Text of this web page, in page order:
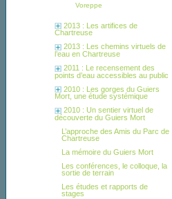
Voreppe
2013 : Les artifices de
Chartreuse
2013 : Les chemins virtuels de
l’eau en Chartreuse
2011 : Le recensement des
points d’eau accessibles au public
2010 : Les gorges du Guiers
Mort, une étude systémique
2010 : Un sentier virtuel de
découverte du Guiers Mort
L’approche des Amis du Parc de
Chartreuse
La mémoire du Guiers Mort
Les conférences, le colloque, la
sortie de terrain
Les études et rapports de
stages